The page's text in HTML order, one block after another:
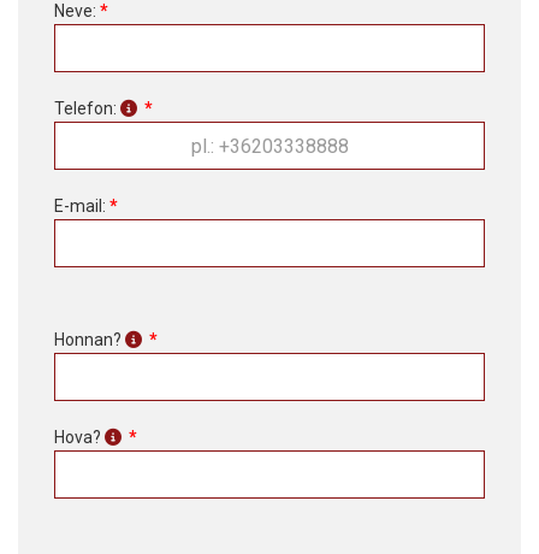
Neve: *
Telefon: *
E-mail: *
Honnan? *
Hova? *